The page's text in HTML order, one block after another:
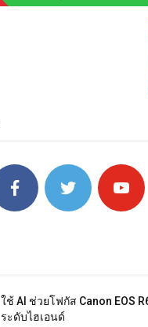
ใช้ AI ช่วยโฟกัส Canon EOS
ระดับไฮเอนด์